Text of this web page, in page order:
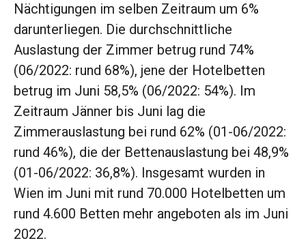
Nächtigungen im selben Zeitraum um 6%
darunterliegen. Die durchschnittliche
Auslastung der Zimmer betrug rund 74%
(06/2022: rund 68%), jene der Hotelbetten
betrug im Juni 58,5% (06/2022: 54%). Im
Zeitraum Jänner bis Juni lag die
Zimmerauslastung bei rund 62% (01-06/2022:
rund 46%), die der Bettenauslastung bei 48,9%
(01-06/2022: 36,8%). Insgesamt wurden in
Wien im Juni mit rund 70.000 Hotelbetten um
rund 4.600 Betten mehr angeboten als im Juni
2022.